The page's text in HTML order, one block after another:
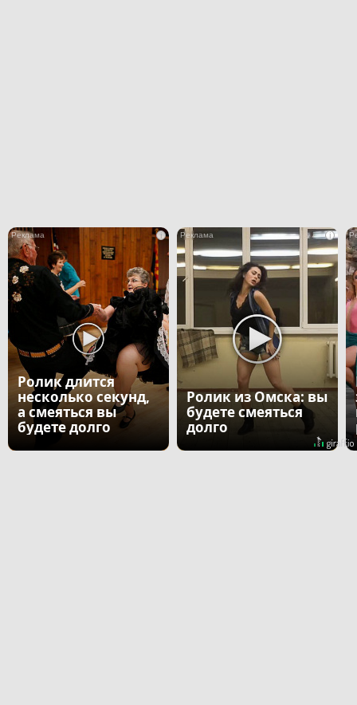
i
Ролик длится
несколько секунд,
а смеяться вы
будете долго
i
Ролик из Омска: вы
будете смеяться
долго